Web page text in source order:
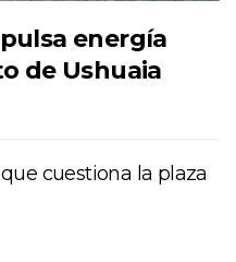
energía
de Ushuaia
cuestiona la plaza